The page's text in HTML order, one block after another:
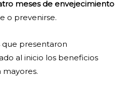
meses de envejecimiento
o prevenirse.
que presentaron
al inicio los beneficios